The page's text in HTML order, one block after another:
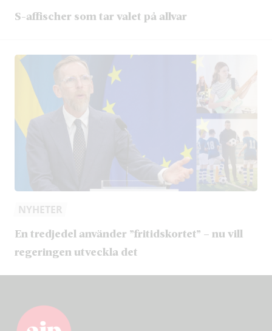
S-affischer som tar valet på allvar
NYHETER
En tredjedel använder ”fritidskortet” – nu vill
regeringen utveckla det